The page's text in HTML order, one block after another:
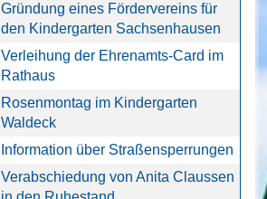
Gründung eines Fördervereins für
den Kindergarten Sachsenhausen
Verleihung der Ehrenamts-Card im
Rathaus
Rosenmontag im Kindergarten
Waldeck
Information über Straßensperrungen
Verabschiedung von Anita Claussen